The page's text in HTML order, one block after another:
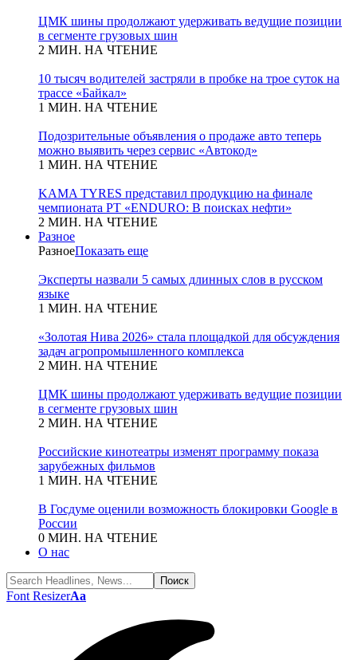
ЦМК шины продолжают удерживать ведущие позиции
в сегменте грузовых шин
2 МИН. НА ЧТЕНИЕ
10 тысяч водителей застряли в пробке на трое суток на
трассе «Байкал»
1 МИН. НА ЧТЕНИЕ
Подозрительные объявления о продаже авто теперь
можно выявить через сервис «Автокод»
1 МИН. НА ЧТЕНИЕ
KAMA TYRES представил продукцию на финале
чемпионата РТ «ENDURO: В поисках нефти»
2 МИН. НА ЧТЕНИЕ
Разное
РазноеПоказать еще
Эксперты назвали 5 самых длинных слов в русском
языке
1 МИН. НА ЧТЕНИЕ
«Золотая Нива 2026» стала площадкой для обсуждения
задач агропромышленного комплекса
2 МИН. НА ЧТЕНИЕ
ЦМК шины продолжают удерживать ведущие позиции
в сегменте грузовых шин
2 МИН. НА ЧТЕНИЕ
Российские кинотеатры изменят программу показа
зарубежных фильмов
1 МИН. НА ЧТЕНИЕ
В Госдуме оценили возможность блокировки Google в
России
0 МИН. НА ЧТЕНИЕ
О нас
Font ResizerAa